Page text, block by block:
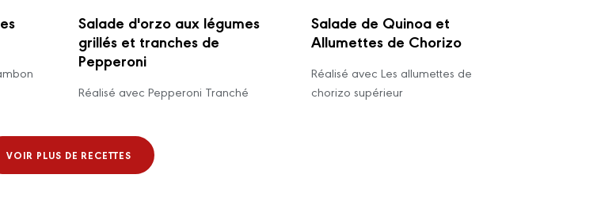
Salade d'orzo aux légumes
grillés et tranches de
Pepperoni
Réalisé avec Pepperoni Tranché
Salade de Quinoa et
Allumettes de Chorizo
Réalisé avec Les allumettes de
chorizo supérieur
VOIR PLUS DE RECETTES